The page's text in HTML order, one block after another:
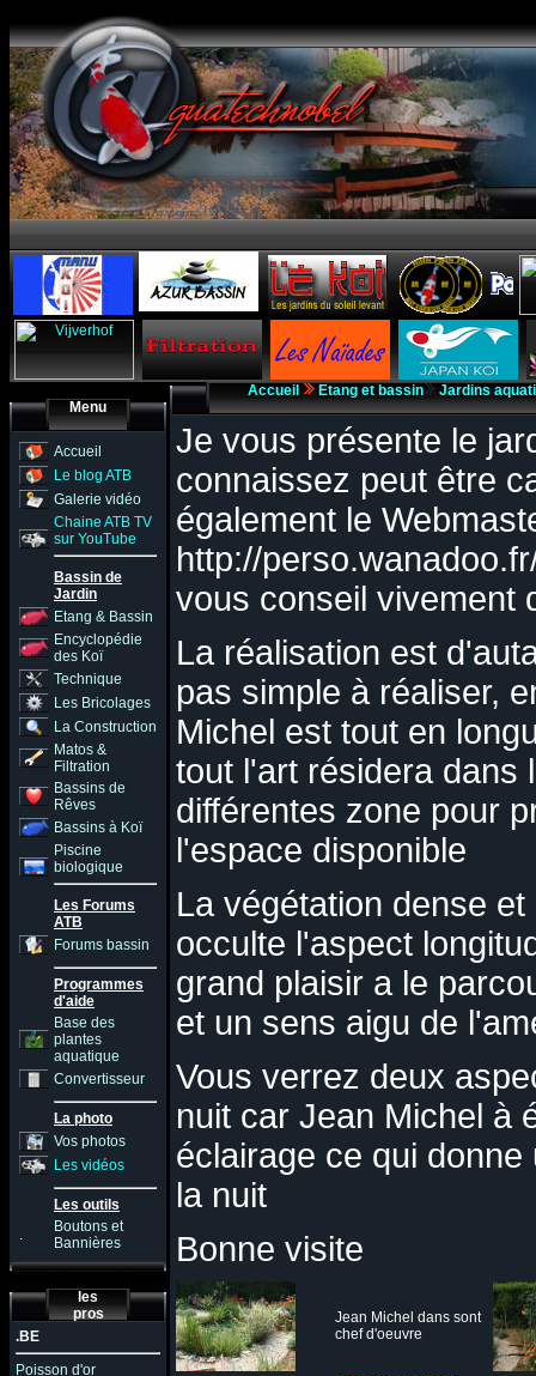
Menu
Accueil
Le blog ATB
Galerie vidéo
Chaine ATB TV
sur YouTube
Bassin de
Jardin
Etang & Bassin
Encyclopédie
des Koï
Technique
Les Bricolages
La Construction
Matos &
Filtration
Bassins de
Rêves
Bassins à Koï
Piscine
biologique
Les Forums
ATB
Forums bassin
Programmes
d'aide
Base des
plantes
aquatique
Convertisseur
La photo
Vos photos
Les vidéos
Les outils
.
Boutons et
Bannières
les
pros
.BE
Poisson d'or
Accueil Etang et bassin Jardins
Je vous présente le
connaissez peut être
également le
http://
vous conseil vivement
La réalisation est
pas simple à réaliser,
Michel est tout en
tout l'art résidera dans
différentes zone pour
l'espace disponible
La végétation dense
occulte l'aspect
grand plaisir a le
et un sens aigu de
Vous verrez deux
nuit car Jean Michel à
éclairage ce qui
la nuit
Bonne visite
Jean Michel dans sont
chef d'oeuvre